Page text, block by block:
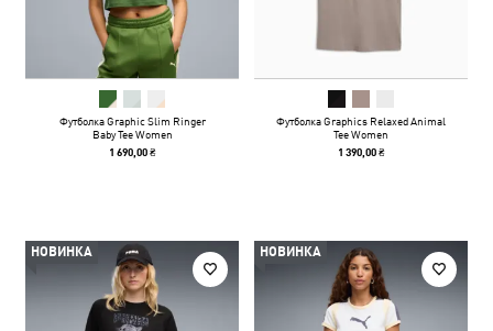
Футболка Graphic Slim Ringer
Baby Tee Women
1 690,00 ₴
Футболка Graphics Relaxed Animal
Tee Women
1 390,00 ₴
НОВИНКА НОВИНКА